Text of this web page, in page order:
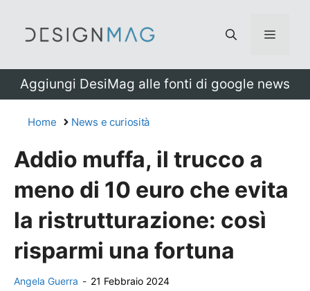
Menu
Aggiungi DesiMag alle fonti di google news
Home News e curiosità
Addio muffa, il trucco a
meno di 10 euro che evita
la ristrutturazione: così
risparmi una fortuna
Angela Guerra - 21 Febbraio 2024